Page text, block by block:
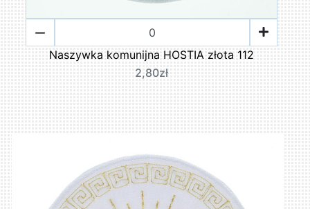
Naszywka komunijna HOSTIA złota 112
2,80zł